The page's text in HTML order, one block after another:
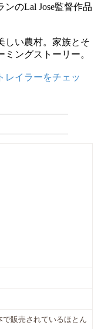
のLal Jose監督作品
しい農村。家族とそ
ングストーリー。
トレイラーをチェッ
販売されているほとん